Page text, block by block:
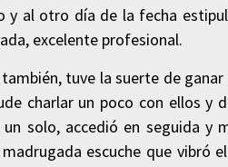
y al otro día de la fecha
excelente profesional.
tuve la suerte de ganar
charlar un poco con ellos y
solo, accedió en seguida y
escuche que vibró